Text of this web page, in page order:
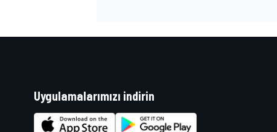
Uygulamalarımızı indirin